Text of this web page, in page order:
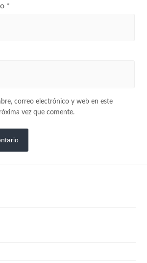
*
correo electrónico y web en este
vez que comente.